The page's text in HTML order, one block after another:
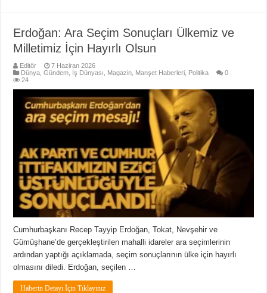
Erdoğan: Ara Seçim Sonuçları Ülkemiz ve
Milletimiz İçin Hayırlı Olsun
Editör
7 Haziran 2026
Dünya ,Gündem İş Dünyası Magazin Manşet Haberleri Politika
0
24
Cumhurbaşkanı Recep Tayyip Erdoğan, Tokat, Nevşehir ve
Gümüşhane’de gerçekleştirilen mahalli idareler ara seçimlerinin
ardından yaptığı açıklamada, seçim sonuçlarının ülke için hayırlı
olmasını diledi. Erdoğan, seçilen …
Haberin Detayı İçin Tıklayınız